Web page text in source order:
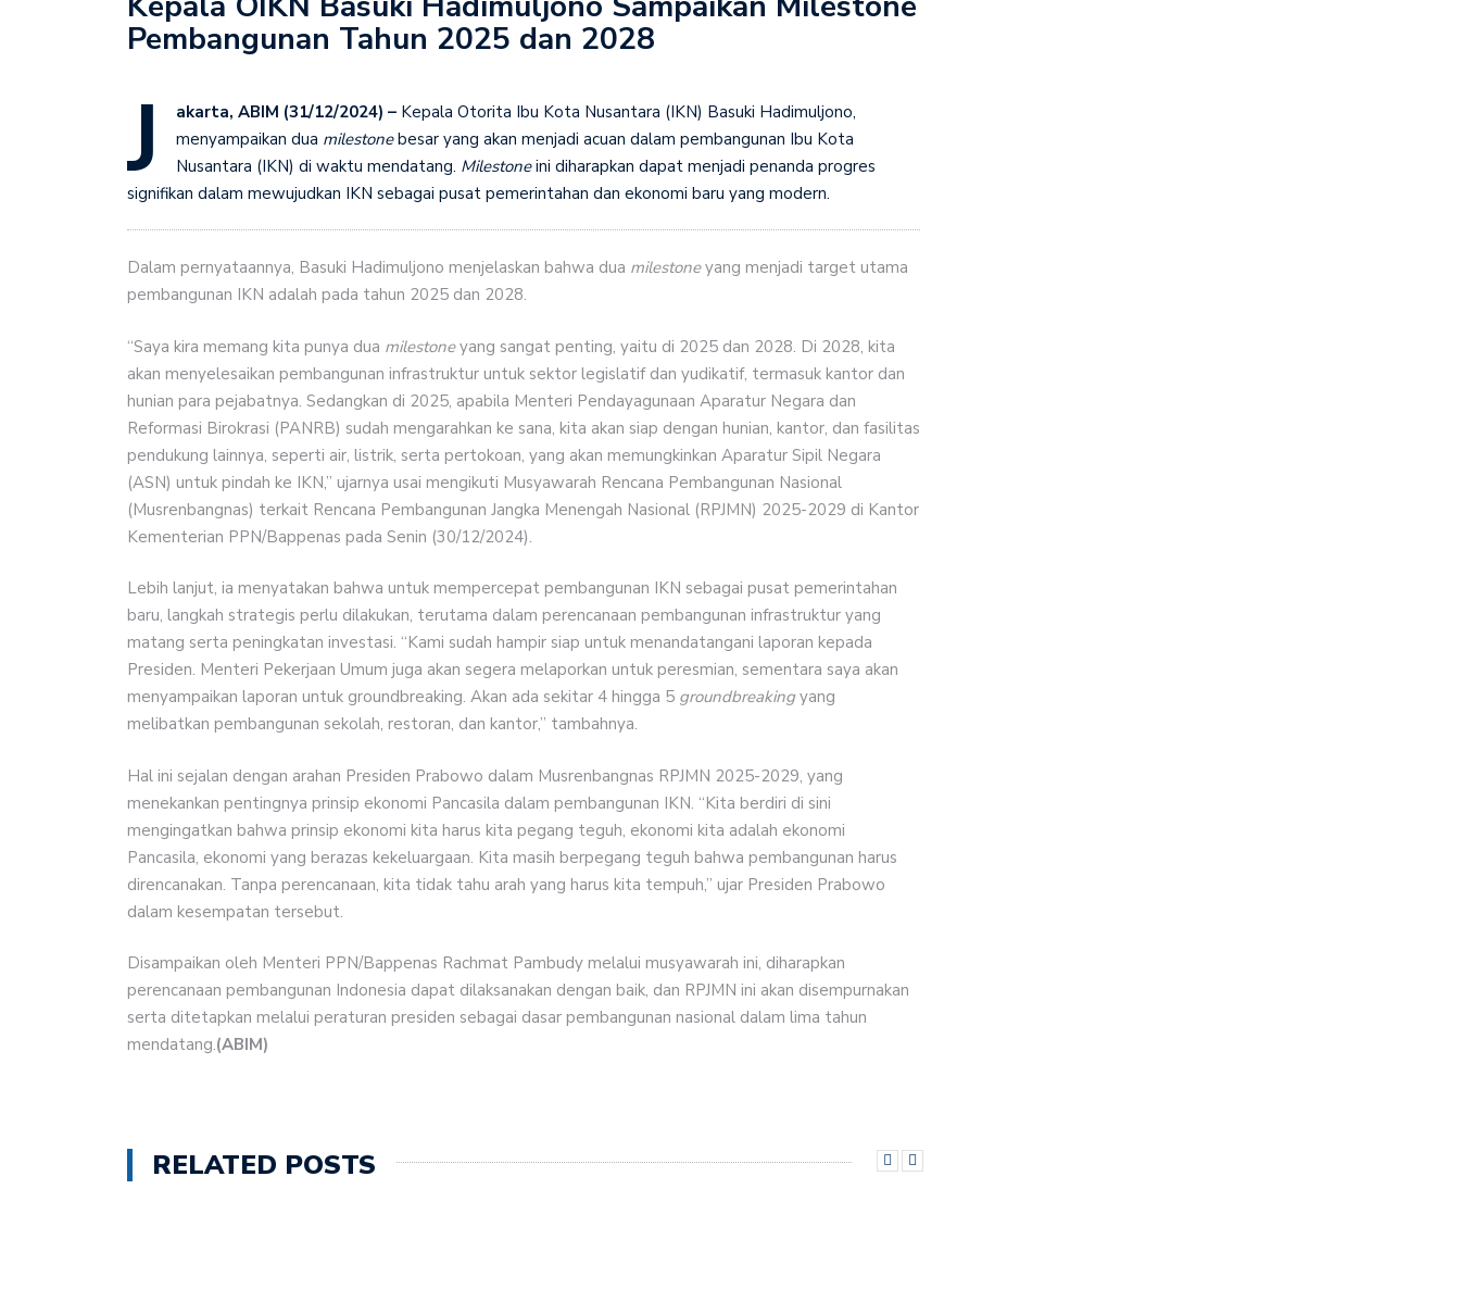
Menkop Ferry Perkuat Koperasi Syariah WPMI untuk Dorong UMKM Perempuan
Program Pemuda Bangun Desa, Mendes Yandri Perkuat Kerja dengan Jepang
Pengusaha Kadin Apresiasi Pemerintah Gelontorkan Rp1.000 Triliun untuk
Pembangunan
Pembangunan Tahun 2025 dan 2028
J akarta, ABIM (31/12/2024) – Kepala Otorita Ibu Kota Nusantara (IKN) Basuki Hadimuljono,
menyampaikan dua milestonebesar yang akan menjadi acuan dalam pembangunan Ibu Kota
Nusantara (IKN) di waktu mendatang. Milestoneini diharapkan dapat menjadi penanda progres
signifikan dalam mewujudkan IKN sebagai pusat pemerintahan dan ekonomi baru yang modern.
Dalam pernyataannya, Basuki Hadimuljono menjelaskan bahwa dua milestoneyang menjadi target utama
pembangunan IKN adalah pada tahun 2025 dan 2028.
“Saya kira memang kita punya dua milestoneyang sangat penting, yaitu di 2025 dan 2028. Di 2028, kita
akan menyelesaikan pembangunan infrastruktur untuk sektor legislatif dan yudikatif, termasuk kantor dan
hunian para pejabatnya. Sedangkan di 2025, apabila Menteri Pendayagunaan Aparatur Negara dan
Reformasi Birokrasi (PANRB) sudah mengarahkan ke sana, kita akan siap dengan hunian, kantor, dan fasilitas
pendukung lainnya, seperti air, listrik, serta pertokoan, yang akan memungkinkan Aparatur Sipil Negara
(ASN) untuk pindah ke IKN,” ujarnya usai mengikuti Musyawarah Rencana Pembangunan Nasional
(Musrenbangnas) terkait Rencana Pembangunan Jangka Menengah Nasional (RPJMN) 2025-2029 di Kantor
Kementerian PPN/Bappenas pada Senin (30/12/2024).
Lebih lanjut, ia menyatakan bahwa untuk mempercepat pembangunan IKN sebagai pusat pemerintahan
baru, langkah strategis perlu dilakukan, terutama dalam perencanaan pembangunan infrastruktur yang
matang serta peningkatan investasi. “Kami sudah hampir siap untuk menandatangani laporan kepada
Presiden. Menteri Pekerjaan Umum juga akan segera melaporkan untuk peresmian, sementara saya akan
menyampaikan laporan untuk groundbreaking. Akan ada sekitar 4 hingga 5 groundbreakingyang
melibatkan pembangunan sekolah, restoran, dan kantor,” tambahnya.
Hal ini sejalan dengan arahan Presiden Prabowo dalam Musrenbangnas RPJMN 2025-2029, yang
menekankan pentingnya prinsip ekonomi Pancasila dalam pembangunan IKN. “Kita berdiri di sini
mengingatkan bahwa prinsip ekonomi kita harus kita pegang teguh, ekonomi kita adalah ekonomi
Pancasila, ekonomi yang berazas kekeluargaan. Kita masih berpegang teguh bahwa pembangunan harus
direncanakan. Tanpa perencanaan, kita tidak tahu arah yang harus kita tempuh,” ujar Presiden Prabowo
dalam kesempatan tersebut.
Disampaikan oleh Menteri PPN/Bappenas Rachmat Pambudy melalui musyawarah ini, diharapkan
perencanaan pembangunan Indonesia dapat dilaksanakan dengan baik, dan RPJMN ini akan disempurnakan
serta ditetapkan melalui peraturan presiden sebagai dasar pembangunan nasional dalam lima tahun
mendatang.(ABIM)
RELATED POSTS